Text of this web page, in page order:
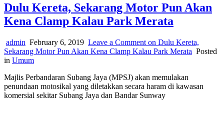
Dulu Kereta, Sekarang Motor Pun Akan
Kena Clamp Kalau Park Merata
admin February 6, 2019 Leave a Comment on Dulu Kereta,
Sekarang Motor Pun Akan Kena Clamp Kalau Park Merata Posted
in Umum
Majlis Perbandaran Subang Jaya (MPSJ) akan memulakan
penundaan motosikal yang diletakkan secara haram di kawasan
komersial sekitar Subang Jaya dan Bandar Sunway